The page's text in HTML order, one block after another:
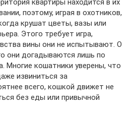
квартиры находится в их
поэтому, играя в охотников,
крушат цветы, вазы или
Этого требует игра,
вины они не испытывают. О
они догадываются лишь по
Многие кошатники уверены, что
извиниться за
всего, кошкой движет не
без еды или привычной